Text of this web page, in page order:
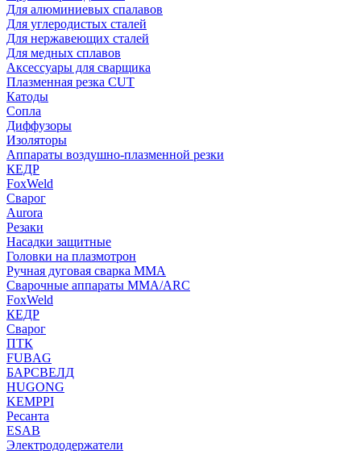
Для алюминиевых спалавов
Для углеродистых сталей
Для нержавеющих сталей
Для медных сплавов
Аксессуары для сварщика
Плазменная резка CUT
Катоды
Сопла
Диффузоры
Изоляторы
Аппараты воздушно-плазменной резки
КЕДР
FoxWeld
Сварог
Aurora
Резаки
Насадки защитные
Головки на плазмотрон
Ручная дуговая сварка MMA
Сварочные аппараты MMA/ARC
FoxWeld
КЕДР
Сварог
ПТК
FUBAG
БАРСВЕЛД
HUGONG
KEMPPI
Ресанта
ESAB
Электрододержатели